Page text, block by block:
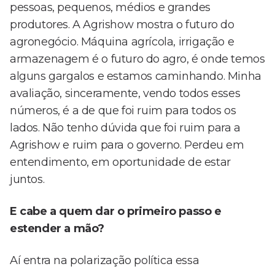
pessoas, pequenos, médios e grandes
produtores. A Agrishow mostra o futuro do
agronegócio. Máquina agrícola, irrigação e
armazenagem é o futuro do agro, é onde temos
alguns gargalos e estamos caminhando. Minha
avaliação, sinceramente, vendo todos esses
números, é a de que foi ruim para todos os
lados. Não tenho dúvida que foi ruim para a
Agrishow e ruim para o governo. Perdeu em
entendimento, em oportunidade de estar
juntos.
E cabe a quem dar o primeiro passo e
estender a mão?
Aí entra na polarização política essa